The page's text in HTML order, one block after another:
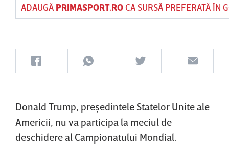
ADAUGĂ PRIMASPORT.ROCA SURSĂ PREFERATĂ ÎN
Donald Trump, preşedintele Statelor Unite ale
Americii, nu va participa la meciul de
deschidere al Campionatului Mondial.